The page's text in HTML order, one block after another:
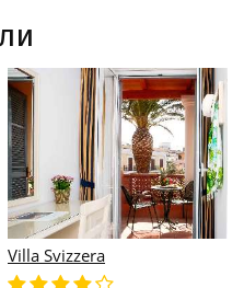
Villa Svizzera